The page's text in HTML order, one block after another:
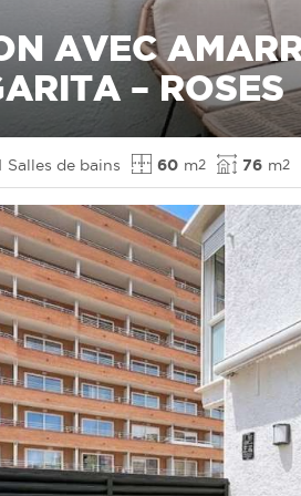
AVEC
– ROSES
Salles de bains 60 m2 76 m2